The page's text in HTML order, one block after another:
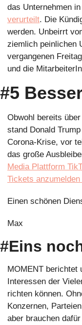
das Unternehmen
verurteilt. Die
werden. Unbeirrt
ziemlich peinlichen
vergangenen
und die
#5
Obwohl bereits
stand Donald
Corona-Krise, vor
das große
Media Plattform
Tickets
Einen schönen
Max
#Eins
MOMENT berichtet
Interessen der
richten können.
Konzernen,
aber brauchen